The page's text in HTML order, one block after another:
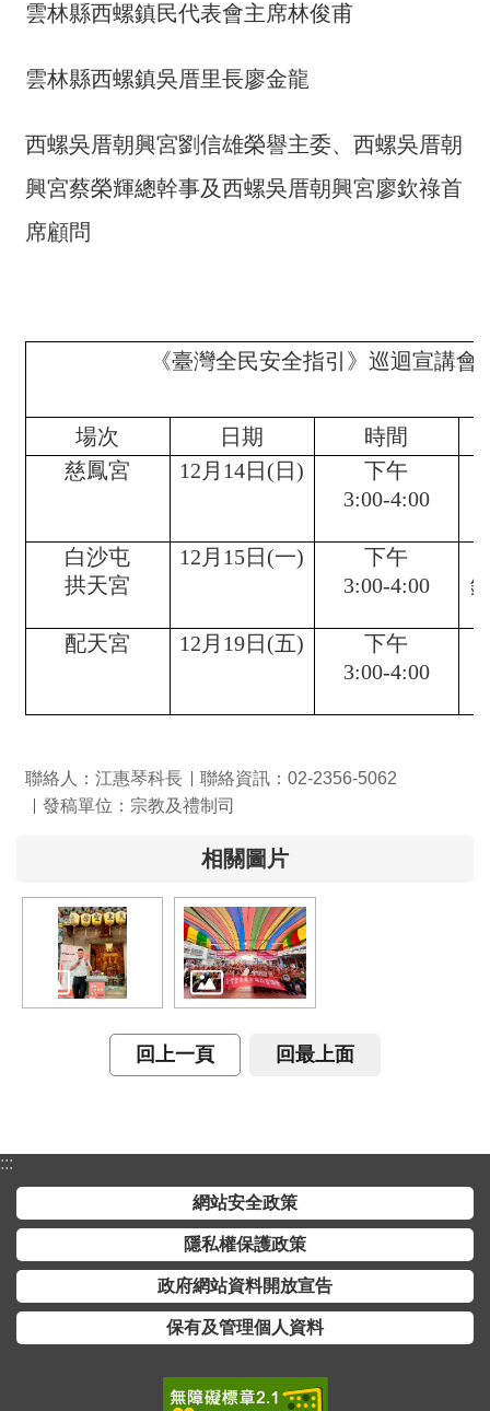
告
保
管
理
個
人
雲林縣西螺鎮民代表會主席林俊甫
雲林縣西螺鎮吳厝里長廖金龍
西螺吳厝朝興宮劉信雄榮譽主委、西螺吳厝朝
興宮蔡榮輝總幹事及西螺吳厝朝興宮廖欽祿首
席顧問
《臺灣全民安全指引》巡迴宣講會
場次
日期
時間
慈鳳宮
12 月 14日 ( 日)
下午
3:00-4:00
白沙屯
拱天宮
12 月 15日 (一)
下午
3:00-4:00
配天宮 12 月 19日 (五)
下午
3:00-4:00
聯絡人：江惠琴科長
聯絡資訊：02-2356-5062
發稿單位：宗教及禮制司
相關圖片
回上一頁 回最上面
:::
網站安全政策
隱私權保護政策
政府網站資料開放宣告
保有及管理個人資料